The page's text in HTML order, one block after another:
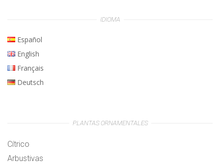
IDIOMA
Español
English
Français
Deutsch
PLANTAS ORNAMENTALES
Cítrico
Arbustivas